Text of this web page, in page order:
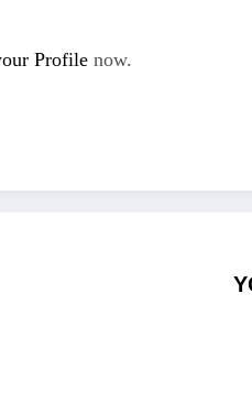
Profile now.